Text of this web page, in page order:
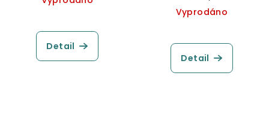
Detail
cena:
Vyprodáno
Detail